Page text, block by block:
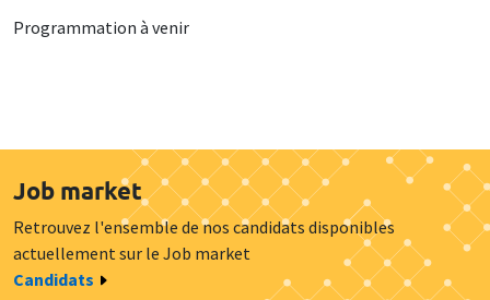
Programmation à venir
Job market
Retrouvez l'ensemble de nos candidats disponibles
actuellement sur le Job market
Candidats